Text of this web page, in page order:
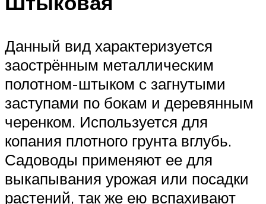
Данный вид характеризуется
заострённым металлическим
полотном-штыком с загнутыми
заступами по бокам и деревянным
черенком. Используется для
копания плотного грунта вглубь.
Садоводы применяют ее для
выкапывания урожая или посадки
растений, так же ею вспахивают